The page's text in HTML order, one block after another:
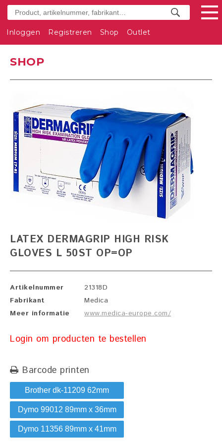
Inloggen Registreren Shop Outlet
SHOP
LATEX DERMAGRIP HIGH RISK
GLOVES L 50ST OP=OP
Artikelnummer
21318D
Fabrikant
Medica
Meer informatie
www.medica-europe.com/
Login om producten te bestellen
Barcode printen
Brother dk-11209 62mm
Dymo 99012 89mm x 36mm
Dymo 11356 89mm x 41mm